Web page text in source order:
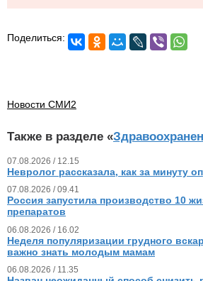
Поделиться:
Новости СМИ2
Также в разделе «
07.08.2026 / 12.15
Невролог рассказала, как за минуту
07.08.2026 / 09.41
Россия запустила производство 10
препаратов
06.08.2026 / 16.02
Неделя популяризации грудного
важно знать молодым мамам
06.08.2026 / 11.35